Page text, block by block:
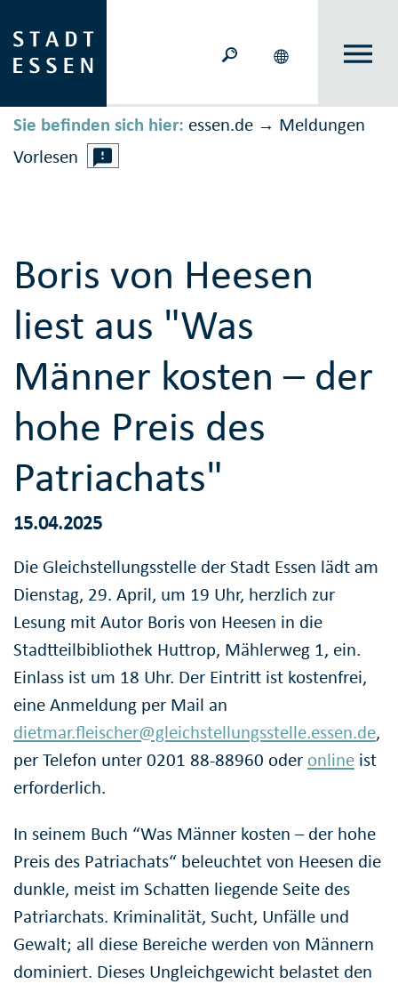
Sie befinden sich hier: essen.de → Meldungen
Vorlesen
Boris von Heesen
liest aus "Was
Männer kosten – der
hohe Preis des
Patriachats"
15.04.2025
Die Gleichstellungsstelle der Stadt Essen lädt am
Dienstag, 29. April, um 19 Uhr, herzlich zur
Lesung mit Autor Boris von Heesen in die
Stadtteilbibliothek Huttrop, Mählerweg 1, ein.
Einlass ist um 18 Uhr. Der Eintritt ist kostenfrei,
eine Anmeldung per Mail an
dietmar.fleischer@gleichstellungsstelle.essen.de,
per Telefon unter 0201 88-88960 oder online ist
erforderlich.
In seinem Buch “Was Männer kosten – der hohe
Preis des Patriachats“ beleuchtet von Heesen die
dunkle, meist im Schatten liegende Seite des
Patriarchats. Kriminalität, Sucht, Unfälle und
Gewalt; all diese Bereiche werden von Männern
dominiert. Dieses Ungleichgewicht belastet den